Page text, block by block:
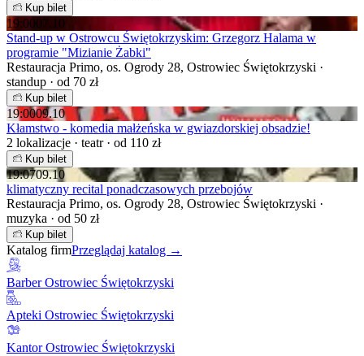
Kup bilet
19:0007.10
Stand-up w Ostrowcu Świętokrzyskim: Grzegorz Halama w
programie "Mizianie Żabki"
Restauracja Primo, os. Ogrody 28, Ostrowiec Świętokrzyski ·
standup · od 70 zł
Kup bilet
19:0009.10
Kłamstwo - komedia małżeńska w gwiazdorskiej obsadzie!
2 lokalizacje · teatr · od 110 zł
Kup bilet
19:0709.10
klimatyczny recital ponadczasowych przebojów
Restauracja Primo, os. Ogrody 28, Ostrowiec Świętokrzyski ·
muzyka · od 50 zł
Kup bilet
Katalog firmPrzeglądaj katalog →
Barber Ostrowiec Świętokrzyski
Apteki Ostrowiec Świętokrzyski
Kantor Ostrowiec Świętokrzyski